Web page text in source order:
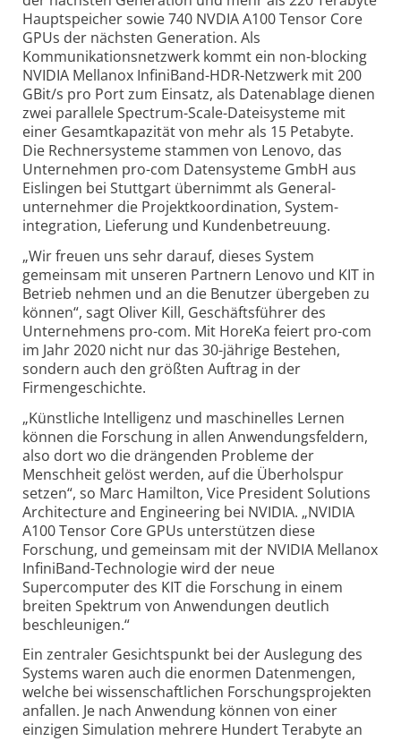
Hauptspeicher sowie 740 NVDIA A100 Tensor Core
GPUs der nächsten Generation. Als
Kommunikations­netzwerk kommt ein non-blocking
NVIDIA Mellanox InfiniBand-HDR-Netzwerk mit 200
GBit/s pro Port zum Einsatz, als Datenablage dienen
zwei parallele Spectrum-Scale-Dateisysteme mit
einer Gesamt­kapazität von mehr als 15 Petabyte.
Die Rechner­systeme stammen von Lenovo, das
Unternehmen pro-com Datensysteme GmbH aus
Eislingen bei Stuttgart übernimmt als General­
unternehmer die Projekt­koordination, System­
integration, Lieferung und Kundenbetreuung.
„Wir freuen uns sehr darauf, dieses System
gemeinsam mit unseren Partnern Lenovo und KIT in
Betrieb nehmen und an die Benutzer übergeben zu
können“, sagt Oliver Kill, Geschäftsführer des
Unternehmens pro-com. Mit HoreKa feiert pro-com
im Jahr 2020 nicht nur das 30-jährige Bestehen,
sondern auch den größten Auftrag in der
Firmengeschichte.
„Künstliche Intelligenz und maschinelles Lernen
können die Forschung in allen Anwendungsfeldern,
also dort wo die drängenden Probleme der
Menschheit gelöst werden, auf die Überholspur
setzen“, so Marc Hamilton, Vice President Solutions
Architecture and Engineering bei NVIDIA. „NVIDIA
A100 Tensor Core GPUs unterstützen diese
Forschung, und gemeinsam mit der NVIDIA Mellanox
InfiniBand-Technologie wird der neue
Supercomputer des KIT die Forschung in einem
breiten Spektrum von Anwendungen deutlich
beschleunigen.“
Ein zentraler Gesichtspunkt bei der Auslegung des
Systems waren auch die enormen Datenmengen,
welche bei wissenschaftlichen Forschungs­projekten
anfallen. Je nach Anwendung können von einer
einzigen Simulation mehrere Hundert Terabyte an